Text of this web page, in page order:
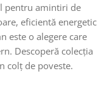
pentru amintiri de
eficientă energetic
este o alegere care
Descoperă colecția
colț de poveste.